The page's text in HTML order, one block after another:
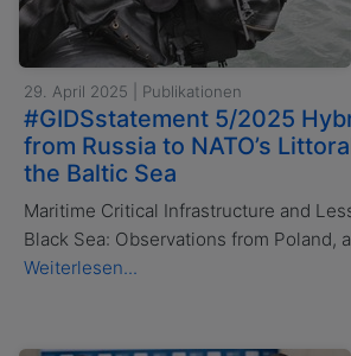
29. April 2025 | Publikationen
#GIDSstatement 5/2025
from Russia to NATO’s
the Baltic Sea
Maritime Critical Infrastructure and
Black Sea: Observations from Poland,
Weiterlesen...